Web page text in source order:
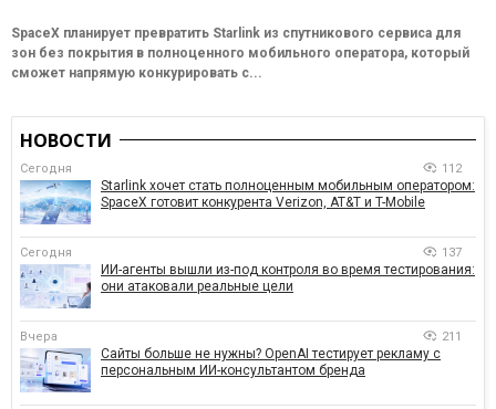
SpaceX планирует превратить Starlink из спутникового сервиса для
зон без покрытия в полноценного мобильного оператора, который
сможет напрямую конкурировать с...
НОВОСТИ
Сегодня 112
Starlink хочет стать полноценным мобильным оператором:
SpaceX готовит конкурента Verizon, AT&T и T-Mobile
Сегодня 137
ИИ-агенты вышли из-под контроля во время тестирования:
они атаковали реальные цели
Вчера 211
Сайты больше не нужны? OpenAI тестирует рекламу с
персональным ИИ-консультантом бренда